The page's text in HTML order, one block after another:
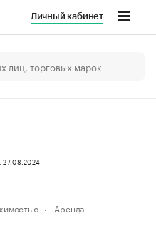
Личный кабинет
Аренда